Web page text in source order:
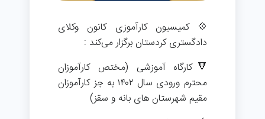
💠 کمیسیون کارآموزی کانون وکلای
دادگستری کردستان برگزار می‌کند :
🔻کارگاه آموزشی (مختص کارآموزان
محترم ورودی سال ۱۴۰۲ به جز کارآموزان
مقیم شهرستان های بانه و سقز)